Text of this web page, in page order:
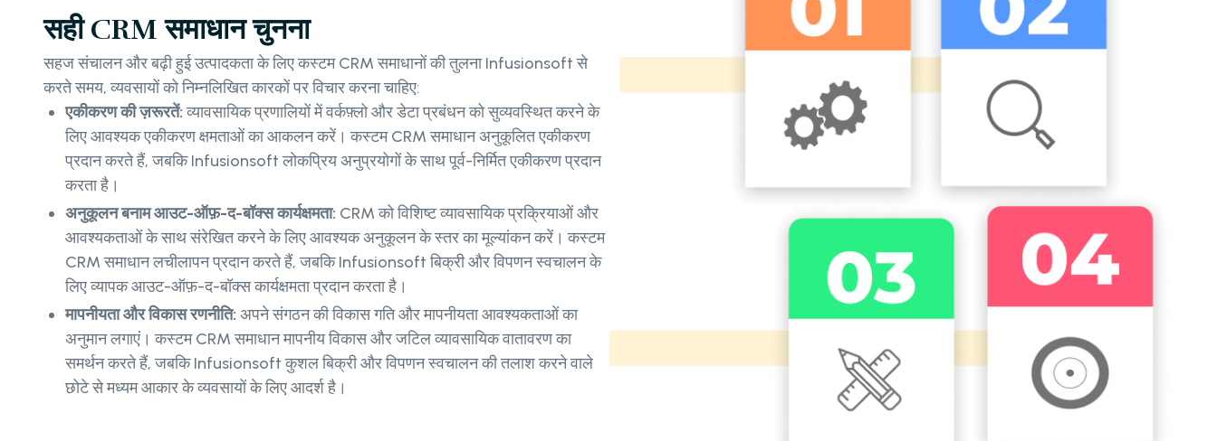
सही CRM समाधान चुनना
सहज संचालन और बढ़ी हुई उत्पादकता के लिए कस्टम CRM समाधानों की तुलना Infusionsoft से
करते समय, व्यवसायों को निम्नलिखित कारकों पर विचार करना चाहिए:
एकीकरण की ज़रूरतें:व्यावसायिक प्रणालियों में वर्कफ़्लो और डेटा प्रबंधन को सुव्यवस्थित करने के
लिए आवश्यक एकीकरण क्षमताओं का आकलन करें। कस्टम CRM समाधान अनुकूलित एकीकरण
प्रदान करते हैं, जबकि Infusionsoft लोकप्रिय अनुप्रयोगों के साथ पूर्व-निर्मित एकीकरण प्रदान
करता है।
अनुकूलन बनाम आउट-ऑफ़-द-बॉक्स कार्यक्षमता: CRM को विशिष्ट व्यावसायिक प्रक्रियाओं और
आवश्यकताओं के साथ संरेखित करने के लिए आवश्यक अनुकूलन के स्तर का मूल्यांकन करें। कस्टम
CRM समाधान लचीलापन प्रदान करते हैं, जबकि Infusionsoft बिक्री और विपणन स्वचालन के
लिए व्यापक आउट-ऑफ़-द-बॉक्स कार्यक्षमता प्रदान करता है।
मापनीयता और विकास रणनीति: अपने संगठन की विकास गति और मापनीयता आवश्यकताओं का
अनुमान लगाएं। कस्टम CRM समाधान मापनीय विकास और जटिल व्यावसायिक वातावरण का
समर्थन करते हैं, जबकि Infusionsoft कुशल बिक्री और विपणन स्वचालन की तलाश करने वाले
छोटे से मध्यम आकार के व्यवसायों के लिए आदर्श है।